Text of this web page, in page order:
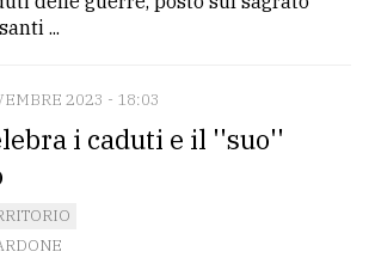
...
2023 - 18:03
i caduti e il ''suo''